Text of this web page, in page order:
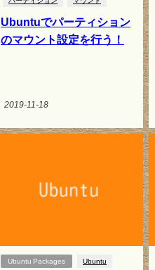
Ubuntuでパーティション
のマウント設定を行う！
2019-11-18
Ubuntu Packages Ubuntu